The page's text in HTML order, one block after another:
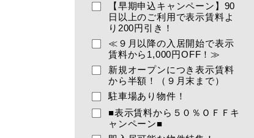
【早期申込キャンペーン】90
日以上のご利用で表示賃料よ
り200円引き！
≪９月以降の入居開始で表示
賃料から1,000円OFF！≫
新規オープンにつき表示賃料
から半額！（９月末まで）
駐車場あり物件！
■表示賃料から５０％ＯＦＦキ
ャンペーン■